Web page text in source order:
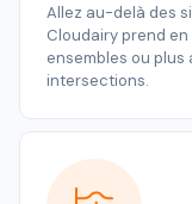
Allez au-delà des
Cloudairy prend
ensembles ou
intersections.